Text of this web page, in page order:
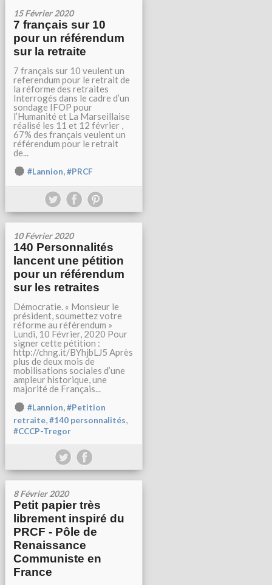
15 Février 2020
7 français sur 10
pour un référendum
sur la retraite
7 français sur 10 veulent un
referendum pour le retrait de
la réforme des retraites
Interrogés dans le cadre d’un
sondage IFOP pour
l’Humanité et La Marseillaise
réalisé les 11 et 12 février ,
67% des français veulent un
référendum pour le retrait
de...
#Lannion,#PRCF
10 Février 2020
140 Personnalités
lancent une pétition
pour un référendum
sur les retraites
Démocratie. « Monsieur le
président, soumettez votre
réforme au référendum »
Lundi, 10 Février, 2020 Pour
signer cette pétition :
http://chng.it/BYhjbLJ5 Après
plus de deux mois de
mobilisations sociales d’une
ampleur historique, une
majorité de Français...
#Lannion,#Petition
retraite,#140 personnalités,
#CCCP-Tregor
8 Février 2020
Petit papier très
librement inspiré du
PRCF - Pôle de
Renaissance
Communiste en
France